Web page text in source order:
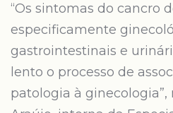
“Os sintomas do cancro
especificamente
gastrointestinais e
lento o processo de
patologia à ginecologia”,